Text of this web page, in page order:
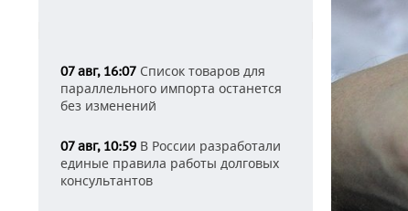
07 авг, 16:07 Список товаров для
параллельного импорта останется
без изменений
07 авг, 10:59 В России разработали
единые правила работы долговых
консультантов